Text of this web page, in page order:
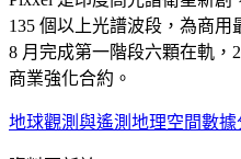
135 個以上光譜波段，為商用
8 月完成第一階段六顆在軌，
商業強化合約。
地球觀測與遙測 地理空間數據